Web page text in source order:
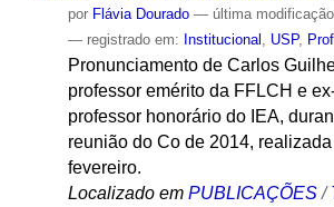
por Flávia Dourado — última modificação
— registrado em: Institucional , USP,
Pronunciamento de Carlos
professor emérito da FFLCH e
professor honorário do IEA,
reunião do Co de 2014,
fevereiro.
Localizado em PUBLICAÇÕES /